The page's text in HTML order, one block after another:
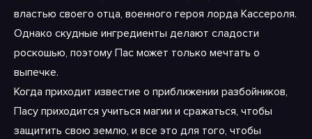
властью своего отца, военного героя лорда Кассероля.
Однако скудные ингредиенты делают сладости
роскошью, поэтому Пас может только мечтать о
выпечке.
Когда приходит известие о приближении разбойников,
Пасу приходится учиться магии и сражаться, чтобы
защитить свою землю, и все это для того, чтобы